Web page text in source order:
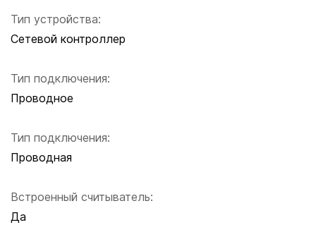
Тип устройства:
Сетевой контроллер
Тип подключения:
Проводное
Тип подключения:
Проводная
Встроенный считыватель:
Да